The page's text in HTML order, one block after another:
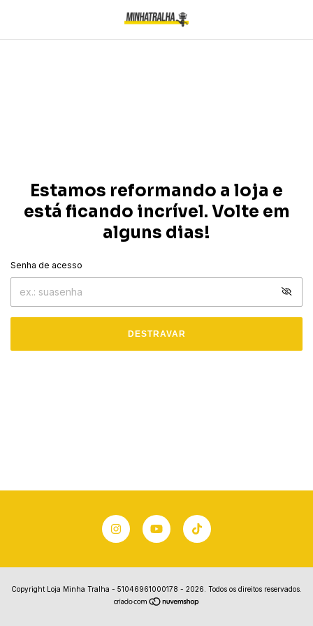
Estamos reformando a loja e
está ficando incrível. Volte em
alguns dias!
Senha de acesso
DESTRAVAR
Copyright Loja Minha Tralha - 51046961000178 - 2026. Todos os direitos reservados.